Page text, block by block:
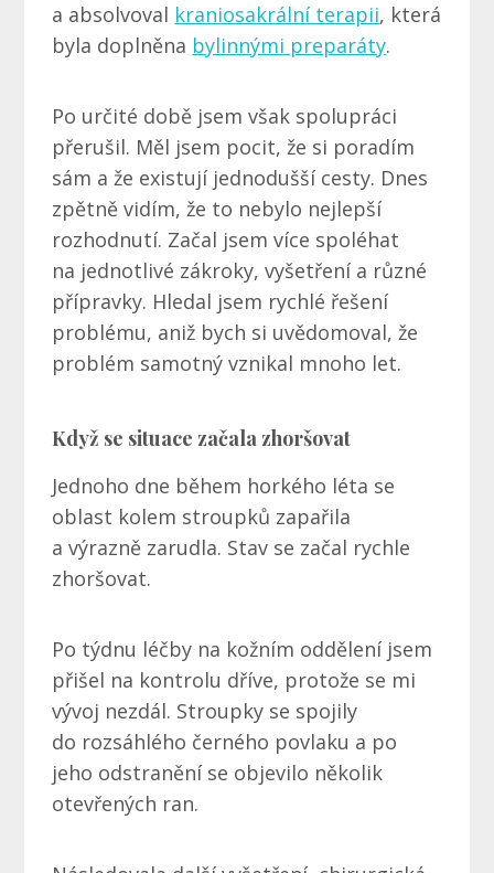
a absolvoval kraniosakrální terapii, která
byla doplněna bylinnými preparáty.
Po určité době jsem však spolupráci
přerušil. Měl jsem pocit, že si poradím
sám a že existují jednodušší cesty. Dnes
zpětně vidím, že to nebylo nejlepší
rozhodnutí. Začal jsem více spoléhat
na jednotlivé zákroky, vyšetření a různé
přípravky. Hledal jsem rychlé řešení
problému, aniž bych si uvědomoval, že
problém samotný vznikal mnoho let.
Když se situace začala zhoršovat
Jednoho dne během horkého léta se
oblast kolem stroupků zapařila
a výrazně zarudla. Stav se začal rychle
zhoršovat.
Po týdnu léčby na kožním oddělení jsem
přišel na kontrolu dříve, protože se mi
vývoj nezdál. Stroupky se spojily
do rozsáhlého černého povlaku a po
jeho odstranění se objevilo několik
otevřených ran.